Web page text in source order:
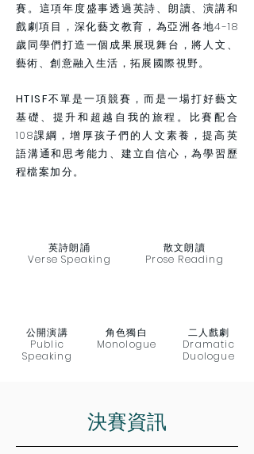
賽。這項年度盛事透過英詩、朗讀、演講和
戲劇項目，深化藝文教育，為亞洲各地4-18
歲同學們打造一個成果展現舞台，將人文、
藝術、創意融入生活，拓展國際視野。
HTISF不單是一項競賽，而是一場打好藝文
基礎、提升和超越自我的旅程。比賽配合
108課綱，增厚孩子們的人文素養，提高英
語溝通和思考能力、建立自信心，為學習歷
程檔案加分。
​英詩朗誦
Verse Speaking
散文朗讀
Prose Reading
公開演講
Public
Speaking
角色獨白
Monologue
二人戲劇
Dramatic
Duologue
​決賽資訊